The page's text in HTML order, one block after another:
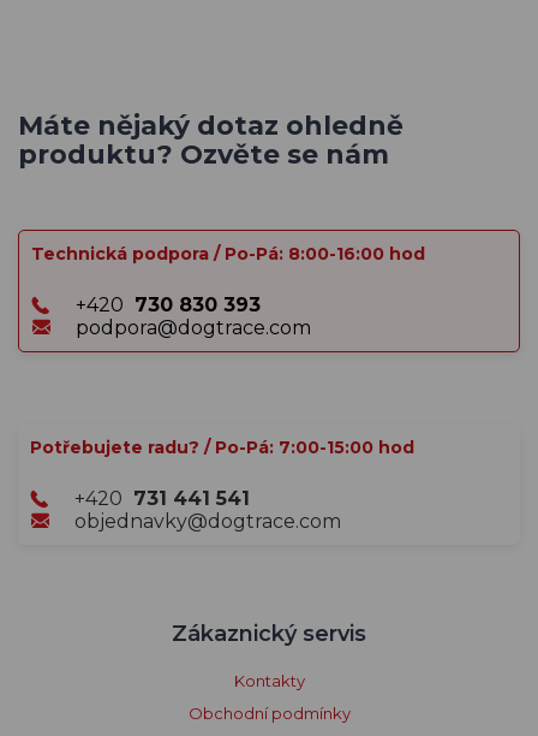
Máte nějaký dotaz ohledně
produktu? Ozvěte se nám
Technická podpora / Po-Pá: 8:00-16:00 hod
+420 730 830 393
podpora@dogtrace.com
Potřebujete radu? / Po-Pá: 7:00-15:00 hod
+420 731 441 541
objednavky@dogtrace.com
Zákaznický servis
Kontakty
Obchodní podmínky